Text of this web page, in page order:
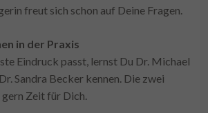
freut sich schon auf Deine Fragen.
in der Praxis
Eindruck passt, lernst Du Dr. Michael
Sandra Becker kennen. Die zwei
gern Zeit für Dich.